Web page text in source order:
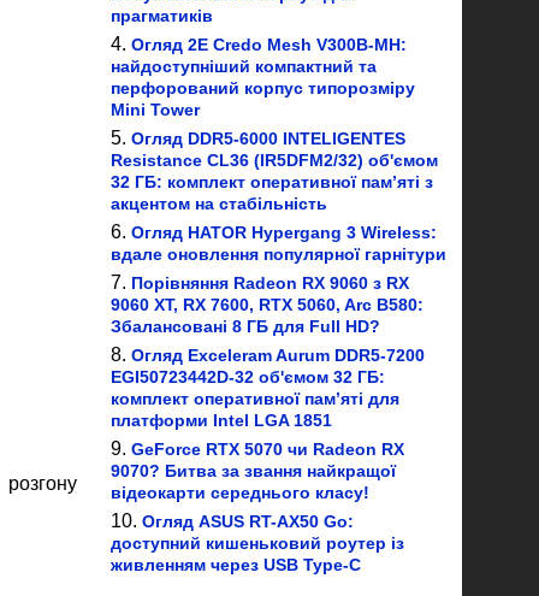
прагматиків
Огляд 2E Credo Mesh V300B-MH:
найдоступніший компактний та
перфорований корпус типорозміру
Mini Tower
Огляд DDR5-6000 INTELIGENTES
Resistance CL36 (IR5DFM2/32) об'ємом
32 ГБ: комплект оперативної пам’яті з
акцентом на стабільність
Огляд HATOR Hypergang 3 Wireless:
вдале оновлення популярної гарнітури
Порівняння Radeon RX 9060 з RX
9060 XT, RX 7600, RTX 5060, Arc B580:
Збалансовані 8 ГБ для Full HD?
Огляд Exceleram Aurum DDR5-7200
EGI50723442D-32 об'ємом 32 ГБ:
комплект оперативної пам’яті для
платформи Intel LGA 1851
GeForce RTX 5070 чи Radeon RX
9070? Битва за звання найкращої
відеокарти середнього класу!
Огляд ASUS RT-AX50 Go:
доступний кишеньковий роутер із
живленням через USB Type-C